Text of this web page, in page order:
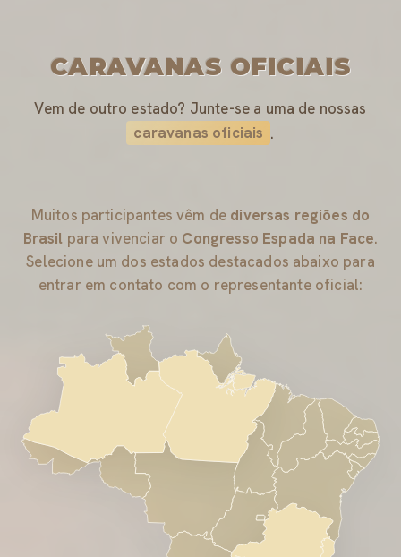
CARAVANAS OFICIAIS
Vem de outro estado? Junte-se a uma de nossas
caravanas oficiais .
Muitos participantes vêm de diversas regiões do
Brasil para vivenciar o Congresso Espada na Face.
Selecione um dos estados destacados abaixo para
entrar em contato com o representante oficial: